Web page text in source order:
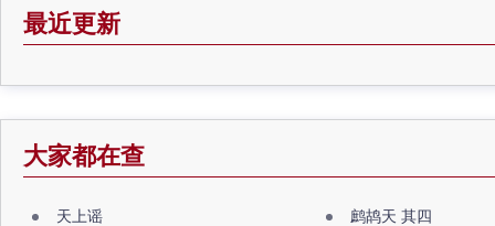
最近更新
大家都在查
天上谣 鹧鸪天 其四